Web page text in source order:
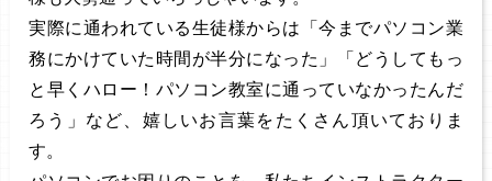
実際に通われている生徒様からは「今までパソコン業
務にかけていた時間が半分になった」「どうしてもっ
と早くハロー！パソコン教室に通っていなかったんだ
ろう」など、嬉しいお言葉をたくさん頂いておりま
す。